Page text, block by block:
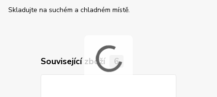
Skladujte na suchém a chladném místě.
Související zboží 6